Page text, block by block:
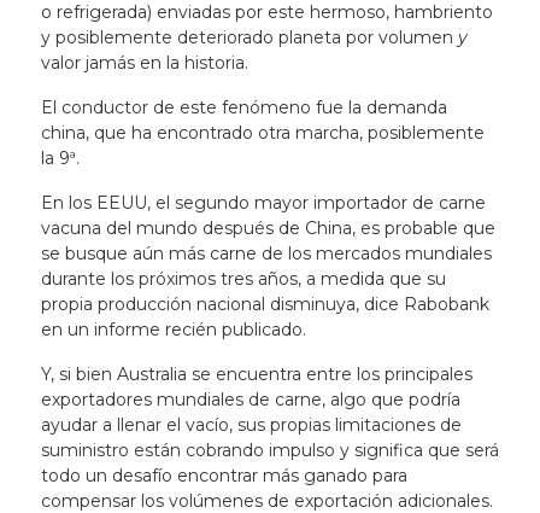
o refrigerada) enviadas por este hermoso, hambriento
y posiblemente deteriorado planeta por volumen y
valor jamás en la historia.
El conductor de este fenómeno fue la demanda
china, que ha encontrado otra marcha, posiblemente
la 9ª.
En los EEUU, el segundo mayor importador de carne
vacuna del mundo después de China, es probable que
se busque aún más carne de los mercados mundiales
durante los próximos tres años, a medida que su
propia producción nacional disminuya, dice Rabobank
en un informe recién publicado.
Y, si bien Australia se encuentra entre los principales
exportadores mundiales de carne, algo que podría
ayudar a llenar el vacío, sus propias limitaciones de
suministro están cobrando impulso y significa que será
todo un desafío encontrar más ganado para
compensar los volúmenes de exportación adicionales.